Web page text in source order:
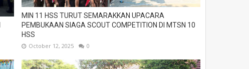
MIN 11 HSS TURUT SEMARAKKAN UPACARA
PEMBUKAAN SIAGA SCOUT COMPETITION DI MTSN 10
HSS
October 12, 2025 0